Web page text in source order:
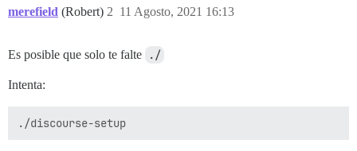
merefield (Robert) 11 Agosto, 2021 16:13
2
Es posible que solo te falte ./
Intenta: